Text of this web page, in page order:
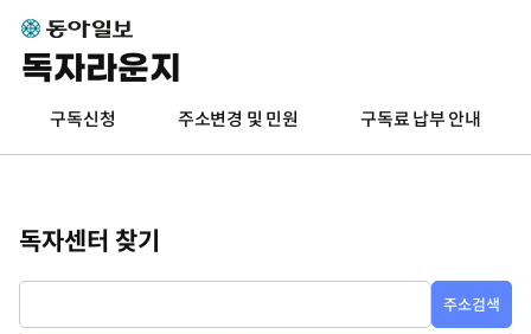
독자라운지
구독신청 주소변경 및 민원 구독료 납부 안내
독자센터 찾기
주소검색